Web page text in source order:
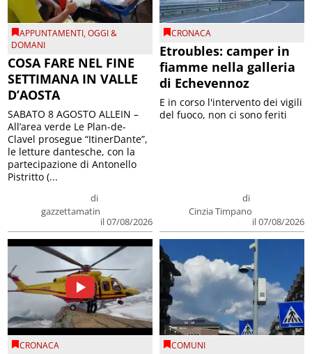
APPUNTAMENTI,OGGI &
DOMANI
COSA FARE NEL FINE
SETTIMANA IN VALLE
D’AOSTA
di
gazzettamatin
il 07/08/2026
SABATO 8 AGOSTO ALLEIN –
All’area verde Le Plan-de-
Clavel prosegue “ItinerDante”,
le letture dantesche, con la
partecipazione di Antonello
Pistritto (...
CRONACA
Etroubles: camper in
fiamme nella galleria
di Echevennoz
di
Cinzia Timpano
il 07/08/2026
E in corso l'intervento dei vigili
del fuoco, non ci sono feriti
CRONACA COMUNI